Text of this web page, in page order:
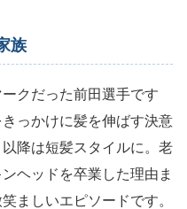
族
クだった前田選手です
っかけに髪を伸ばす決意
降は短髪スタイルに。老
ヘッドを卒業した理由ま
ましいエピソードです。